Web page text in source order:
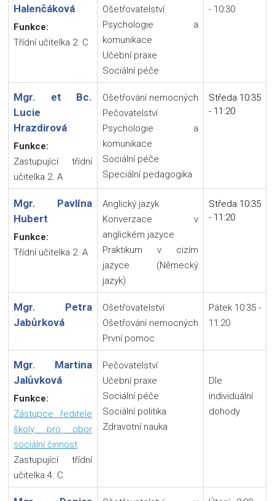
Halenčáková
Funkce:
Třídní učitelka 2. C
Ošetřovatelství
Psychologie a
komunikace
Učební praxe
Sociální péče
- 10:30
Mgr. et Bc.
Lucie
Hrazdirová
Funkce:
Zastupující třídní
učitelka 2. A
Ošetřování nemocných
Pečovatelství
Psychologie a
komunikace
Sociální péče
Speciální pedagogika
Středa 10:35
- 11:20
Mgr. Pavlína
Hubert
Funkce:
Třídní učitelka 2. A
Anglický jazyk
Konverzace v
anglickém jazyce
Praktikum v cizím
jazyce (Německý
jazyk)
Středa 10:35
- 11:20
Mgr. Petra
Jabůrková
Ošetřovatelství
Ošetřování nemocných
První pomoc
Pátek 10:35 -
11:20
Mgr. Martina
Jalůvková
Funkce:
Zástupce ředitele
školy pro obor
sociální činnost
Zastupující třídní
učitelka 4. C
Pečovatelství
Učební praxe
Sociální péče
Sociální politika
Zdravotní nauka
Dle
individuální
dohody